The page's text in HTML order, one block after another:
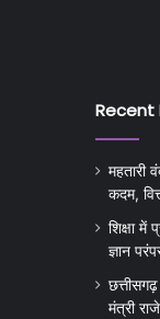
Recent
महतारी
कदम,
शिक्षा
ज्ञान
मंत्री